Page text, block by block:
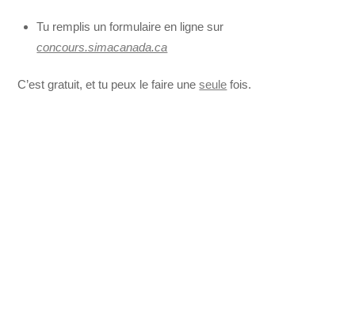
Tu remplis un formulaire en ligne sur
concours.simacanada.ca
C’est gratuit, et tu peux le faire uneseule fois.